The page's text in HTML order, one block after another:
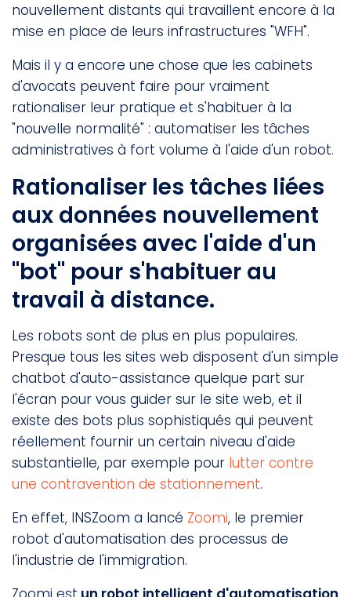
nouvellement distants qui travaillent encore à la
mise en place de leurs infrastructures "WFH".
Mais il y a encore une chose que les cabinets
d'avocats peuvent faire pour vraiment
rationaliser leur pratique et s'habituer à la
"nouvelle normalité" : automatiser les tâches
administratives à fort volume à l'aide d'un robot.
Rationaliser les tâches liées
aux données nouvellement
organisées avec l'aide d'un
"bot" pour s'habituer au
travail à distance.
Les robots sont de plus en plus populaires.
Presque tous les sites web disposent d'un simple
chatbot d'auto-assistance quelque part sur
l'écran pour vous guider sur le site web, et il
existe des bots plus sophistiqués qui peuvent
réellement fournir un certain niveau d'aide
substantielle, par exemple pour lutter contre
une contravention de stationnement.
En effet, INSZoom a lancé Zoomi, le premier
robot d'automatisation des processus de
l'industrie de l'immigration.